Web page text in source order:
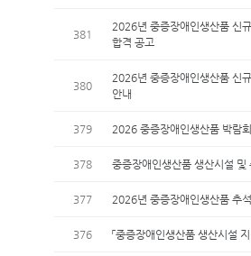
381
2026년 중증장애인생산품 신
합격 공고
380
2026년 중증장애인생산품 신
안내
379 2026 중증장애인생산품 박람
378 중증장애인생산품 생산시설
377 2026년 중증장애인생산품 추
376 「중증장애인생산품 생산시설